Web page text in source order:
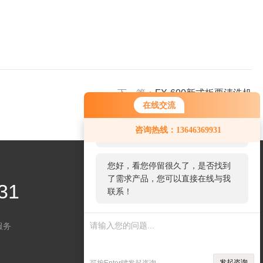
在线交流
咨询热线：13646369931
服务，请问您要咨询什么问题呢？
您好，看您停留很久了，是否找到
了需求产品，您可以直接在线与我
联系！
下一篇：FX-600新式板栗清洗机
务